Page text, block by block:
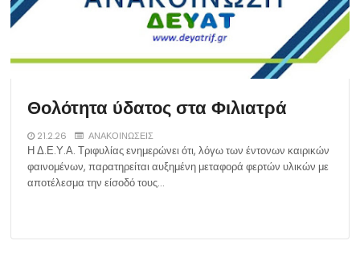
Θολότητα ύδατος στα Φιλιατρά
21.2.26 ΑΝΑΚΟΙΝΩΣΕΙΣ
Η Δ.Ε.Υ.Α. Τριφυλίας ενημερώνει ότι, λόγω των έντονων καιρικών
φαινομένων, παρατηρείται αυξημένη μεταφορά φερτών υλικών με
αποτέλεσμα την είσοδό τους…